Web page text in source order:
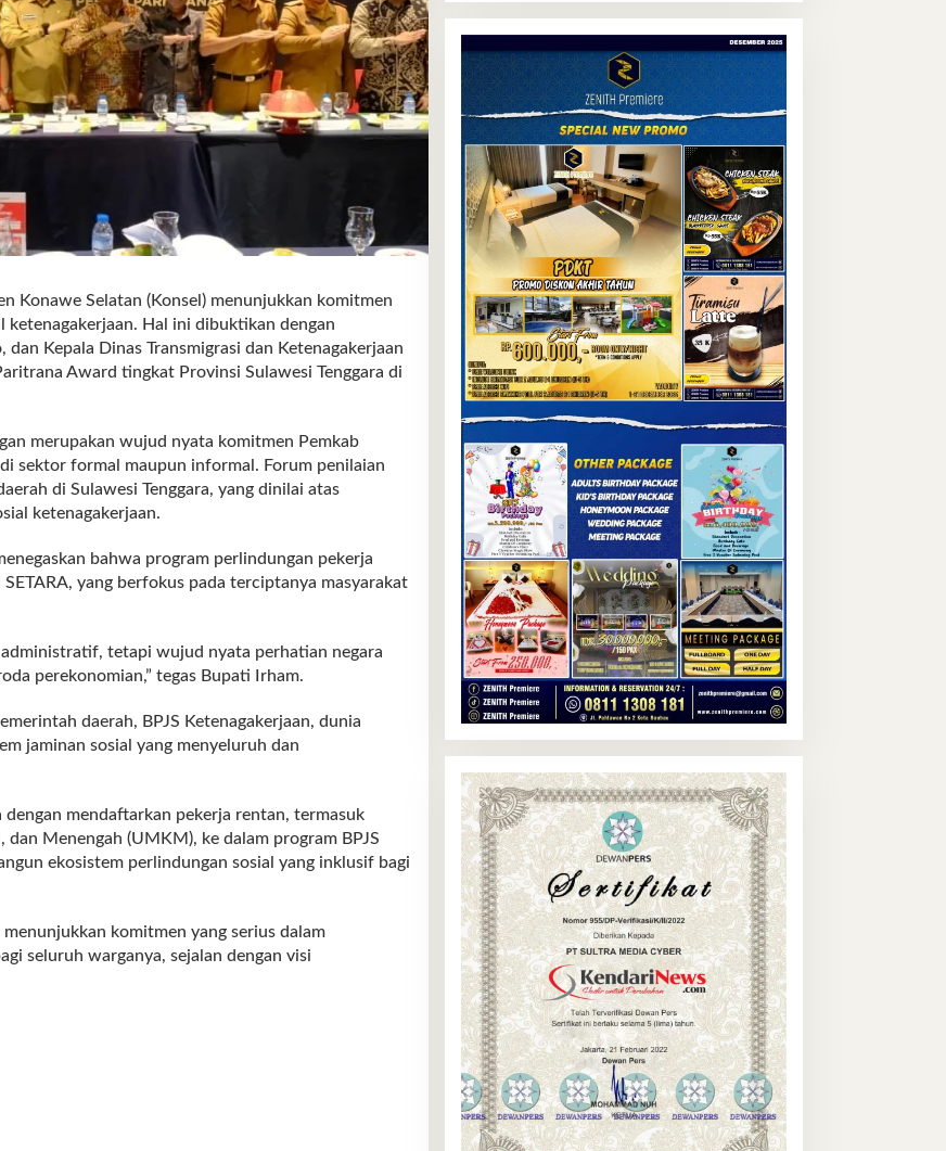
Konawe Selatan (Konsel) menunjukkan komitmen
ketenagakerjaan. Hal ini dibuktikan dengan
Kepala Dinas Transmigrasi dan Ketenagakerjaan
Award tingkat Provinsi Sulawesi Tenggara di
merupakan wujud nyata komitmen Pemkab
sektor formal maupun informal. Forum penilaian
di Sulawesi Tenggara, yang dinilai atas
ketenagakerjaan.
bahwa program perlindungan pekerja
yang berfokus pada terciptanya masyarakat
tetapi wujud nyata perhatian negara
perekonomian,” tegas Bupati Irham.
daerah, BPJS Ketenagakerjaan, dunia
jaminan sosial yang menyeluruh dan
mendaftarkan pekerja rentan, termasuk
Menengah (UMKM), ke dalam program BPJS
ekosistem perlindungan sosial yang inklusif bagi
komitmen yang serius dalam
seluruh warganya, sejalan dengan visi